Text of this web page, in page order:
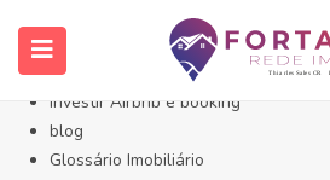
Início- Imóveis Fortaleza Eusébio
Imóveis em Fortaleza
Imóveis no Eusébio
Investir Airbnb e booking
blog
Glossário Imobiliário